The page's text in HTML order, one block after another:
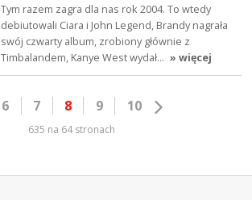
Tym razem zagra dla nas rok 2004. To wtedy
debiutowali Ciara i John Legend, Brandy nagrała
swój czwarty album, zrobiony głównie z
Timbalandem, Kanye West wydał… » więcej
6 7 8 9 10
635 na 64 stronach